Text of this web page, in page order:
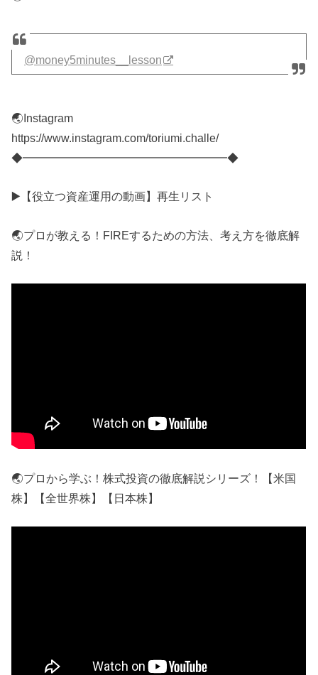
@money5minutes__lesson
🌏Instagram
https://www.instagram.com/toriumi.challe/
◆━━━━━━━━━━━━━━━━━━◆
▶️【役立つ資産運用の動画】再生リスト
🌏プロが教える！FIREするための方法、考え方を徹底解
説！
🌏プロから学ぶ！株式投資の徹底解説シリーズ！【米国
株】【全世界株】【日本株】